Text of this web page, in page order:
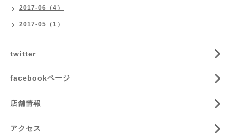
2017-06（4）
2017-05（1）
twitter
facebookページ
店舗情報
アクセス